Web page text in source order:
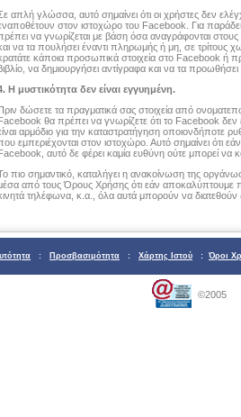
απλή γλώσσα, αυτό σημαίνει ότι οι χρήστες δεν
στον ιστοχώρο του Facebook. Για
να γνωρίζεται με βάση όσα αναγράφονται
να τα πουλήσει έναντι πληρωμής ή μη, σε τρίτους
κάποια προσωπικά στοιχεία στο Facebook ή
να δημιουργήσει αντίγραφα και να τα
Η μυστικότητα δεν είναι εγγυημένη.
Πριν δώσετε τα πραγματικά σας στοιχεία από
Facebook θα πρέπει να γνωρίζετε ότι το Facebook δεν
αρμόδιο για την καταστρατήγηση
εμπεριέχονται στον ιστοχώρο. Αυτό σημαίνει
Facebook, αυτό δε φέρει καμία ευθύνη ούτε μπορεί να
πιο σημαντικό, καταλήγει η ανακοίνωση της
από τους Όρους Χρήσης ότι εάν αποκαλύπτουμε
τηλέφωνα, κ.α., όλα αυτά μπορούν να διατεθούν
: Προσβασιμότητα : Χάρτης Ιστού : Όροι
©2005